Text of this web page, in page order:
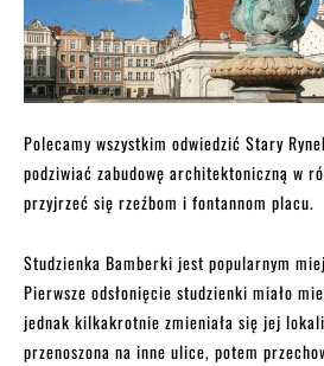
Polecamy wszystkim odwiedzić Stary
podziwiać zabudowę architektoniczną w
przyjrzeć się rzeźbom i fontannom placu.
Studzienka Bamberki jest popularnym
Pierwsze odsłonięcie studzienki miało
jednak kilkakrotnie zmieniała się jej
przenoszona na inne ulice, potem